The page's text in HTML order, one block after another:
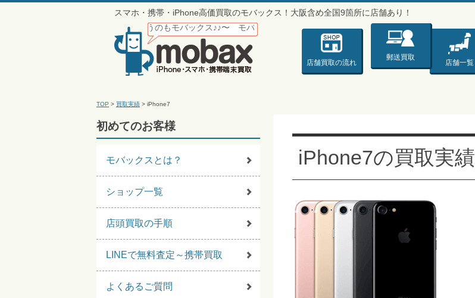
スマホ・携帯・iPhone高価買取のモバックス！大阪含め全国9箇所に店舗あり！
モバックス♪〜 携帯買うのもモバックス♪♪〜 モバモバモバモバモバックス♪♪♪〜
店舗買取の流れ 郵送買取 店舗一覧
TOP > 買取実績 > iPhone7
iPhone7の買取実績
初めてのお客様
モバックスとは？
ショップ一覧
店頭買取の手順
LINEで無料査定～携帯買取
よくあるご質問